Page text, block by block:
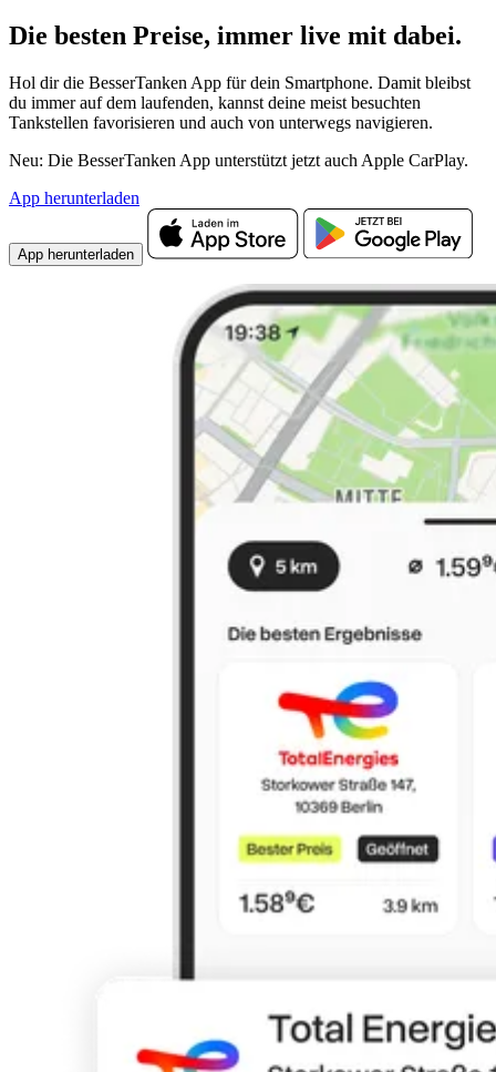
Die besten Preise, immer live mit dabei.
Hol dir die BesserTanken App für dein Smartphone. Damit bleibst
du immer auf dem laufenden, kannst deine meist besuchten
Tankstellen favorisieren und auch von unterwegs navigieren.
Neu: Die BesserTanken App unterstützt jetzt auch Apple CarPlay.
App herunterladen
App herunterladen